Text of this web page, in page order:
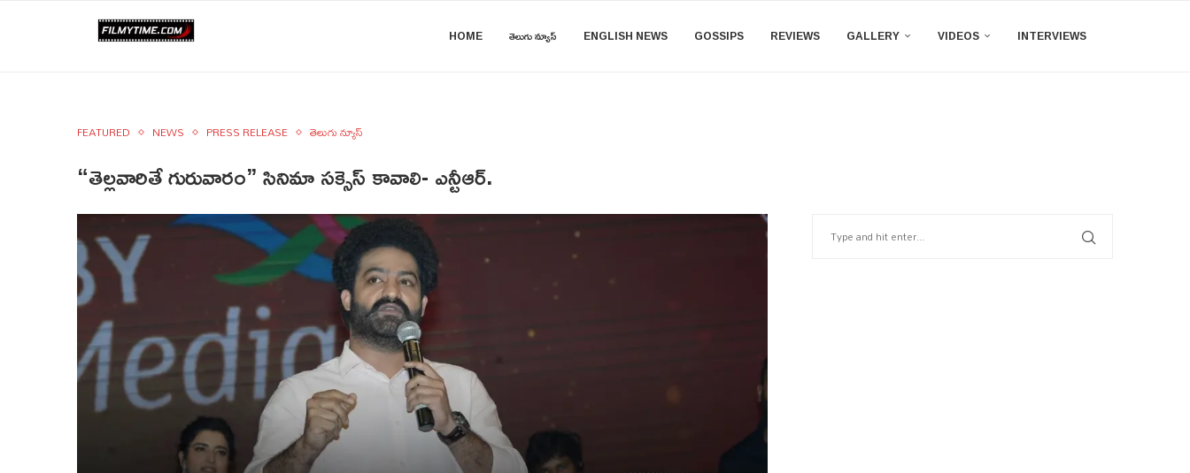
HOME తెలుగు న్యూస్ ENGLISH NEWS GOSSIPS REVIEWS GALLERY VIDEOS INTERVIEWS
FEATURED NEWS PRESS RELEASE తెలుగు న్యూస్
“తెల్లవారితే గురువారం” సినిమా సక్సెస్ కావాలి- ఎన్టీఆర్.